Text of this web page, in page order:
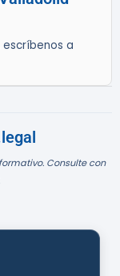
a
Consulte con